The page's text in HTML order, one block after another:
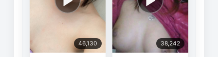
46,130 38,242